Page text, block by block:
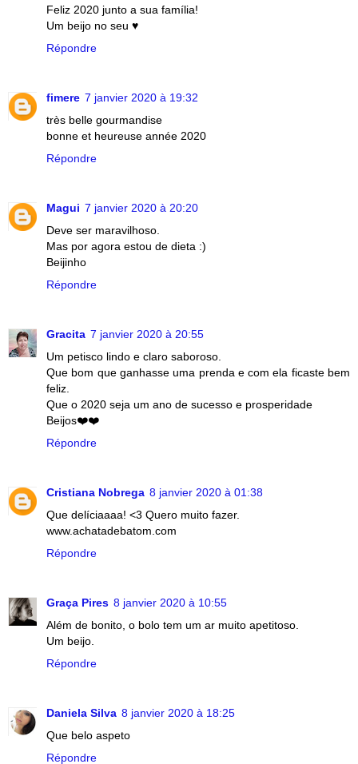
Feliz 2020 junto a sua família!
Um beijo no seu ♥
Répondre
fimere 7 janvier 2020 à 19:32
très belle gourmandise
bonne et heureuse année 2020
Répondre
Magui 7 janvier 2020 à 20:20
Deve ser maravilhoso.
Mas por agora estou de dieta :)
Beijinho
Répondre
Gracita 7 janvier 2020 à 20:55
Um petisco lindo e claro saboroso.
Que bom que ganhasse uma prenda e com ela ficaste bem
feliz.
Que o 2020 seja um ano de sucesso e prosperidade
Beijos❤️❤️
Répondre
Cristiana Nobrega 8 janvier 2020 à 01:38
Que delíciaaaa! <3 Quero muito fazer.
www.achatadebatom.com
Répondre
Graça Pires 8 janvier 2020 à 10:55
Além de bonito, o bolo tem um ar muito apetitoso.
Um beijo.
Répondre
Daniela Silva 8 janvier 2020 à 18:25
Que belo aspeto
Répondre